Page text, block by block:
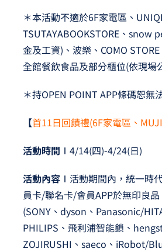
＊本活動不適於6F家電區、
TSUTAYABOOKSTORE、snow
金及工資)、波樂、COMO
全館餐飲食品及部分櫃位(依現場
＊持OPEN POINT APP條碼恕無
【首11日回饋禮(6F家電區、
活動時間∣ 4/14(四)-4/24(日)
活動內容∣ 活動期間內，統一時
員卡/聯名卡/會員APP於無印良
(SONY、dyson、Panasonic/
PHILIPS、飛利浦智能鎖、
ZOJIRUSHI、saeco、iRobot/